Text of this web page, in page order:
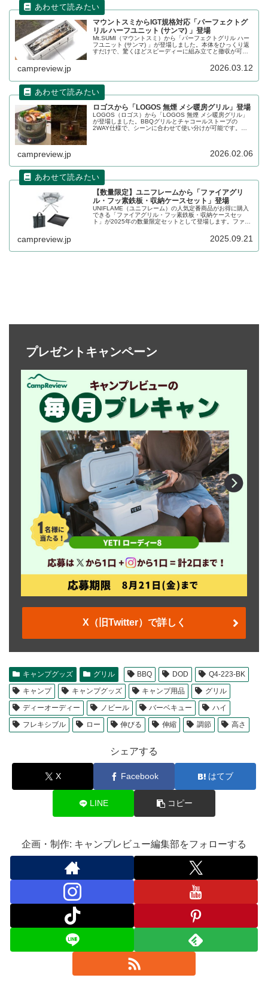
マウントスミからIGT規格対応「パーフェクトグ
リル ハーフユニット (サンマ) 」登場
Mt.SUMI（マウントスミ）から「パーフェクトグリル ハー
フユニット (サンマ) 」が登場しました。本体をひっくり返
すだけで、驚くほどスピーディーに組み立てと撤収が可能
IGTハーフユニット規格対応サイズが追加されました。詳細
campreview.jp 2026.03.12
ロゴスから「LOGOS 無煙 メシ暖房グリル」登場
LOGOS（ロゴス）から「LOGOS 無煙 メシ暖房グリル」
が登場しました。BBQグリルとチャコールストーブの
2WAY仕様で、シーンに合わせて使い分けが可能です。自
campreview.jp 2026.02.06
【数量限定】ユニフレームから「ファイアグリ
ル・フッ素鉄板・収納ケースセット」登場
UNIFLAME（ユニフレーム）の人気定番商品がお得に購入
できる「ファイアグリル・フッ素鉄板・収納ケースセッ
ト」が2025年の数量限定セットとして登場します。ファイ
ットになったお得な商品です。詳細をレビューします。
campreview.jp 2025.09.21
プレゼントキャンペーン
X（旧Twitter）で詳しく
キャンプグッズ グリル BBQ DOD
Q4-223-BK
キャンプ
キャンプグッズ キャンプ用品
グリル
ディーオーディー
ノビール バーベキュー
ハイ
フレキシブル
ロー 伸びる 伸縮 調節 高さ
シェアする
X Facebook はてブ
LINE コピー
企画・制作: キャンプレビュー編集部をフォローする